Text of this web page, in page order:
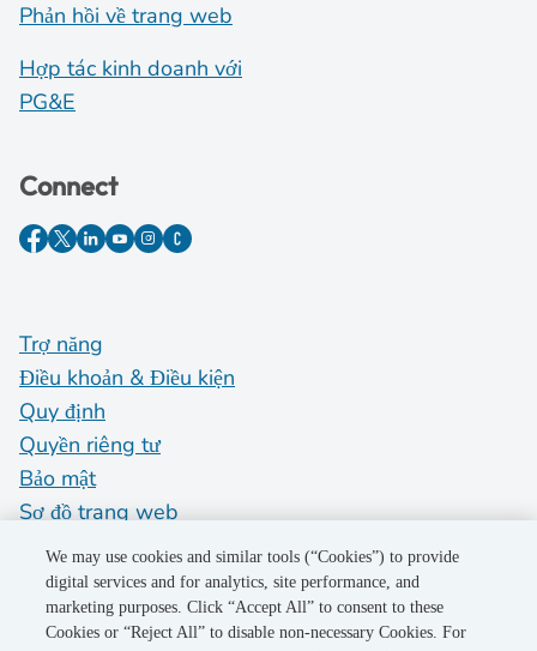
Phản hồi về trang web
Hợp tác kinh doanh với
PG&E
Connect
Trợ năng
Điều khoản & Điều kiện
Quy định
Quyền riêng tư
Bảo mật
Sơ đồ trang web
Do Not Sell My Personal Information
©2026 Pacific Gas and Electric Company
We may use cookies and similar tools (“Cookies”) to provide
digital services and for analytics, site performance, and
marketing purposes. Click “Accept All” to consent to these
Cookies or “Reject All” to disable non-necessary Cookies. For